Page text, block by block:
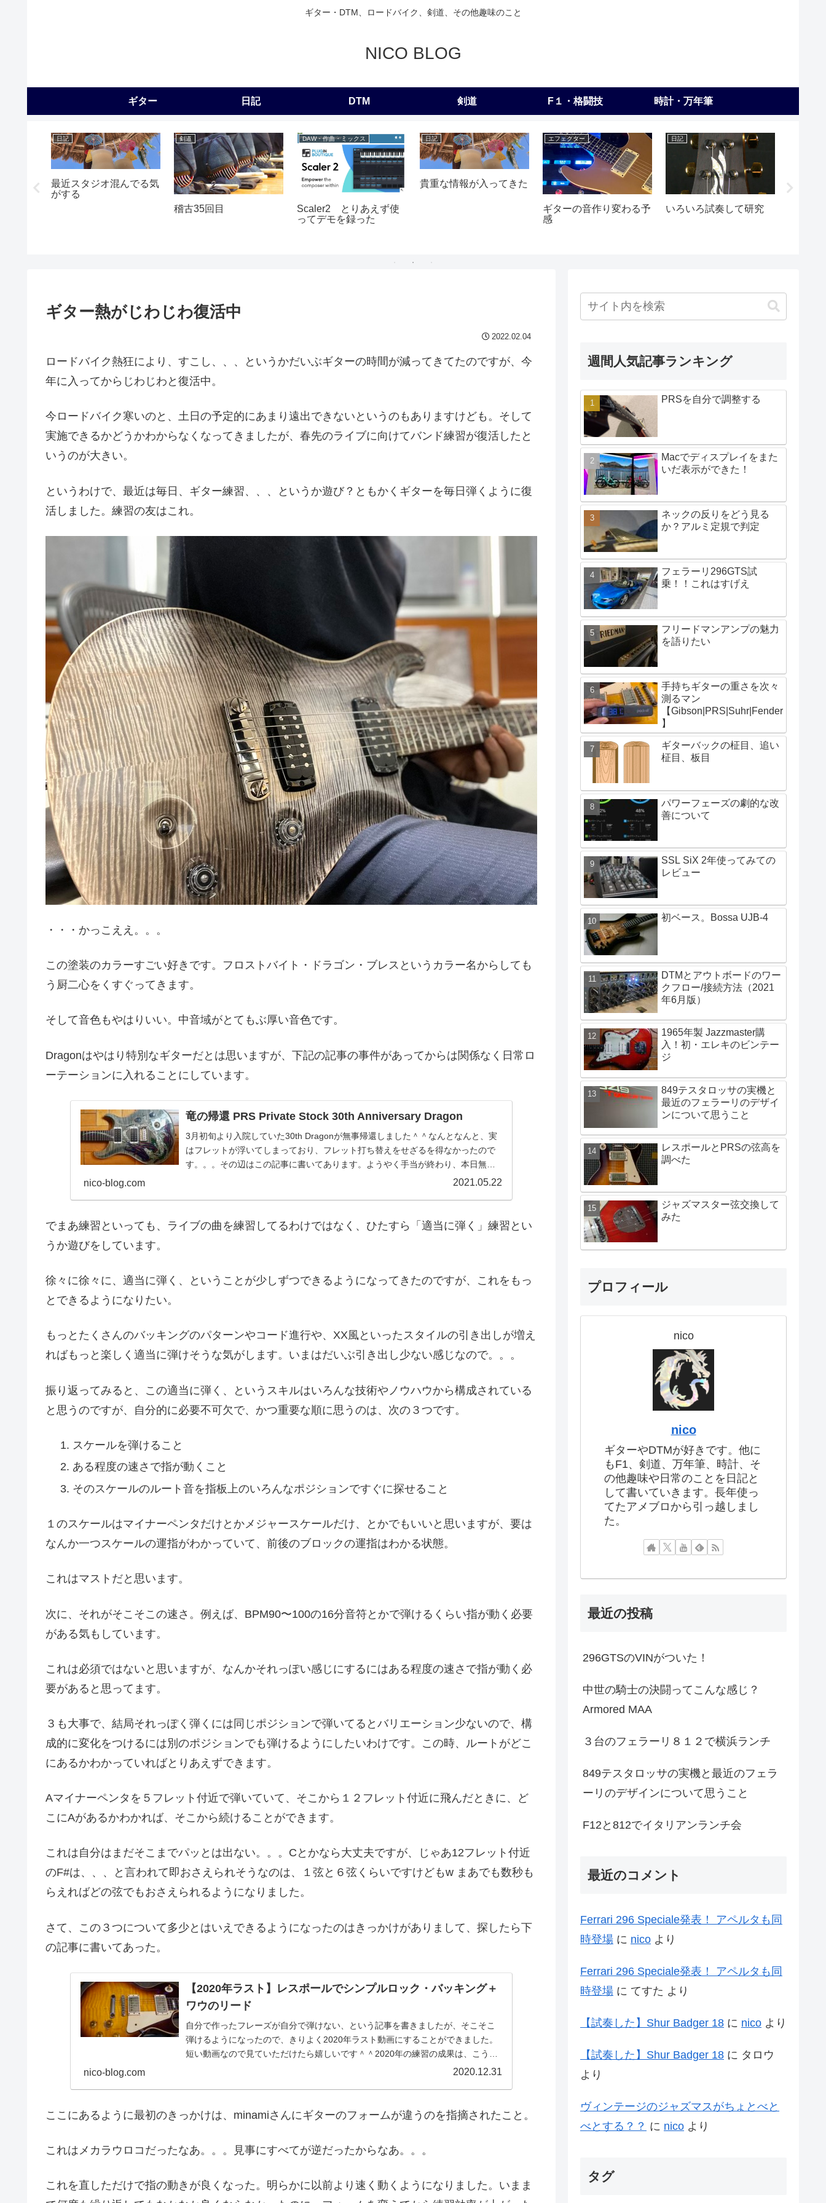
ギター・DTM、ロードバイク、剣道、その他趣味のこと
NICO BLOG
ギター 日記 DTM 剣道 F１・格闘技 時計・万年筆
日記
最近スタジオ混んでる気
がする
剣道
稽古35回目
DAW・作曲・ミックス
Scaler2 とりあえず使
ってデモを録った
日記
貴重な情報が入ってきた
エフェクター
ギターの音作り変わる予
感
日記
いろいろ試奏して研究
ギター熱がじわじわ復活中
2022.02.04
ロードバイク熱狂により、すこし、、、というかだいぶギターの時間が減ってきてたのですが、今
年に入ってからじわじわと復活中。
今ロードバイク寒いのと、土日の予定的にあまり遠出できないというのもありますけども。そして
実施できるかどうかわからなくなってきましたが、春先のライブに向けてバンド練習が復活したと
いうのが大きい。
というわけで、最近は毎日、ギター練習、、、というか遊び？ともかくギターを毎日弾くように復
活しました。練習の友はこれ。
・・・かっこええ。。。
この塗装のカラーすごい好きです。フロストバイト・ドラゴン・ブレスというカラー名からしても
う厨二心をくすぐってきます。
そして音色もやはりいい。中音域がとてもぶ厚い音色です。
Dragonはやはり特別なギターだとは思いますが、下記の記事の事件があってからは関係なく日常ロ
ーテーションに入れることにしています。
竜の帰還 PRS Private Stock 30th Anniversary Dragon
3月初旬より入院していた30th Dragonが無事帰還しました＾＾なんとなんと、実
はフレットが浮いてしまっており、フレット打ち替えをせざるを得なかったので
す。。。その辺はこの記事に書いてあります。ようやく手当が終わり、本日無事
nico-blog.com 2021.05.22
でまあ練習といっても、ライブの曲を練習してるわけではなく、ひたすら「適当に弾く」練習とい
うか遊びをしています。
徐々に徐々に、適当に弾く、ということが少しずつできるようになってきたのですが、これをもっ
とできるようになりたい。
もっとたくさんのバッキングのパターンやコード進行や、XX風といったスタイルの引き出しが増え
ればもっと楽しく適当に弾けそうな気がします。いまはだいぶ引き出し少ない感じなので。。。
振り返ってみると、この適当に弾く、というスキルはいろんな技術やノウハウから構成されている
と思うのですが、自分的に必要不可欠で、かつ重要な順に思うのは、次の３つです。
スケールを弾けること
ある程度の速さで指が動くこと
そのスケールのルート音を指板上のいろんなポジションですぐに探せること
１のスケールはマイナーペンタだけとかメジャースケールだけ、とかでもいいと思いますが、要は
なんか一つスケールの運指がわかっていて、前後のブロックの運指はわかる状態。
これはマストだと思います。
次に、それがそこそこの速さ。例えば、BPM90〜100の16分音符とかで弾けるくらい指が動く必要
がある気もしています。
これは必須ではないと思いますが、なんかそれっぽい感じにするにはある程度の速さで指が動く必
要があると思ってます。
３も大事で、結局それっぽく弾くには同じポジションで弾いてるとバリエーション少ないので、構
成的に変化をつけるには別のポジションでも弾けるようにしたいわけです。この時、ルートがどこ
にあるかわかっていればとりあえずできます。
Aマイナーペンタを５フレット付近で弾いていて、そこから１２フレット付近に飛んだときに、ど
こにAがあるかわかれば、そこから続けることができます。
これは自分はまだそこまでパッとは出ない。。。Cとかなら大丈夫ですが、じゃあ12フレット付近
のF#は、、、と言われて即おさえられそうなのは、１弦と６弦くらいですけどもw まあでも数秒も
らえればどの弦でもおさえられるようになりました。
さて、この３つについて多少とはいえできるようになったのはきっかけがありまして、探したら下
の記事に書いてあった。
【2020年ラスト】レスポールでシンプルロック・バッキング＋
ワウのリード
自分で作ったフレーズが自分で弾けない、という記事を書きましたが、そこそこ
弾けるようになったので、きりよく2020年ラスト動画にすることができました。
短い動画なので見ていただけたら嬉しいです＾＾2020年の練習の成果は、こうい
nico-blog.com 2020.12.31
ここにあるように最初のきっかけは、minamiさんにギターのフォームが違うのを指摘されたこと。
これはメカラウロコだったなあ。。。見事にすべてが逆だったからなあ。。。
これを直しただけで指の動きが良くなった。明らかに以前より速く動くようになりました。いまま
週間人気記事ランキング
PRSを自分で調整する
Macでディスプレイをまた
いだ表示ができた！
ネックの反りをどう見る
か？アルミ定規で判定
フェラーリ296GTS試
乗！！これはすげえ
フリードマンアンプの魅力
を語りたい
手持ちギターの重さを次々
測るマン
【Gibson|PRS|Suhr|Fender
】
ギターバックの柾目、追い
柾目、板目
パワーフェーズの劇的な改
善について
SSL SiX 2年使ってみての
レビュー
初ベース。Bossa UJB-4
DTMとアウトボードのワー
クフロー/接続方法（2021
年6月版）
1965年製 Jazzmaster購
入！初・エレキのビンテー
ジ
849テスタロッサの実機と
最近のフェラーリのデザイ
ンについて思うこと
レスポールとPRSの弦高を
調べた
ジャズマスター弦交換して
みた
プロフィール
nico
nico
ギターやDTMが好きです。他に
もF1、剣道、万年筆、時計、そ
の他趣味や日常のことを日記と
して書いていきます。長年使っ
てたアメブロから引っ越しまし
た。
最近の投稿
296GTSのVINがついた！
中世の騎士の決闘ってこんな感じ？
Armored MAA
３台のフェラーリ８１２で横浜ランチ
849テスタロッサの実機と最近のフェラ
ーリのデザインについて思うこと
F12と812でイタリアンランチ会
最近のコメント
Ferrari 296 Speciale発表！ アペルタも同
時登場 に nico より
Ferrari 296 Speciale発表！ アペルタも同
時登場 に てすた より
【試奏した】Shur Badger 18 に nico より
【試奏した】Shur Badger 18 に タロウ
より
ヴィンテージのジャズマスがちょとべと
べとする？？ に nico より
タグ